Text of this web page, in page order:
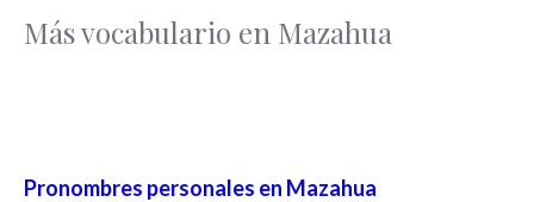
Más vocabulario en Mazahua
Pronombres personales en Mazahua